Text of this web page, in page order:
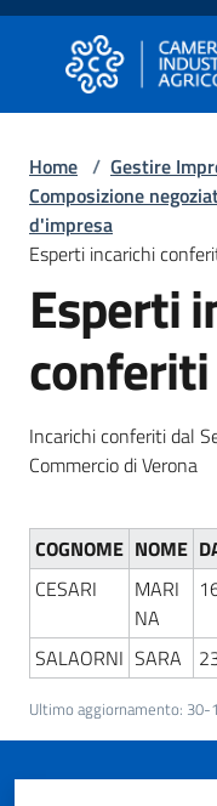
Vai al contenuto
Vai alla navigazione
Vai al footer
Camera di
Camera di
Avviare
Impresa
Gestire
Impresa
Promuovere
Territorio
Tutelare
Impresa
e
Home / Gestire
Composizione
d'impresa
Esperti incarichi
Esperti
conferiti
Incarichi conferiti dal
Commercio di Verona
COGNOME NOME
CESARI
MARI
NA
SALAORNI SARA
Ultimo aggiornamento: 30-